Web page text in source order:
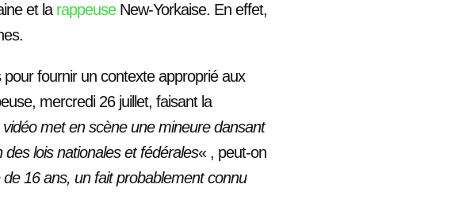
et larappeuseNew-Yorkaise. En effet,
fournir un contexte approprié aux
mercredi 26 juillet, faisant la
met en scène une mineure dansant
lois nationales et fédérales« , peut-on
16 ans, un fait probablement connu